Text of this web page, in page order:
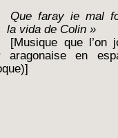
Que faray ie mal
la vida de Colin »
[Musique que l’on
aragonaise en